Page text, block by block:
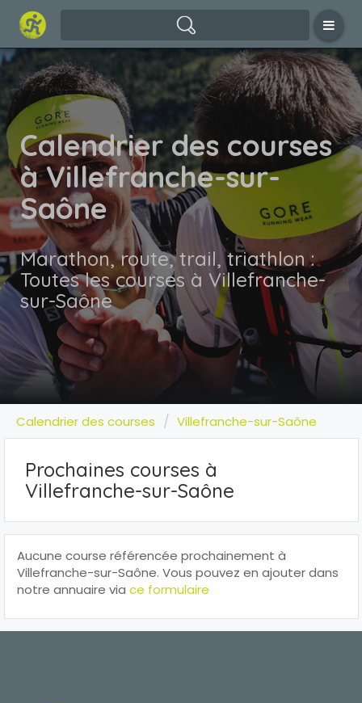
Calendrier des courses
à Villefranche-sur-
Saône
Marathon, route, trail, triathlon :
Toutes les courses à Villefranche-
sur-Saône
Calendrier des courses Villefranche-sur-Saône
Prochaines courses à
Villefranche-sur-Saône
Aucune course référencée prochainement à
Villefranche-sur-Saône. Vous pouvez en ajouter dans
notre annuaire via ce formulaire